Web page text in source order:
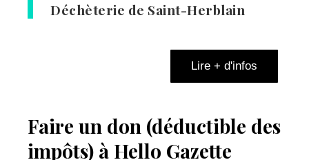
Déchèterie de Saint-Herblain
Lire + d'infos
Faire un don (déductible des
impôts) à Hello Gazette